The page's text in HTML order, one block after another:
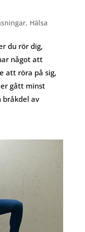
, Hälsa
du rör dig,
något att
att röra på sig,
gått minst
bråkdel av